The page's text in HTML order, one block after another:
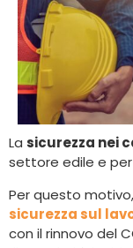
La sicurezza nei
settore edile e
Per questo
sicurezza sul
con il rinnovo del